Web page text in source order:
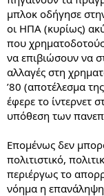
μπλοκ οδήγησε
οι ΗΠΑ (κυρίως)
που
να επιβιώσουν να
αλλαγές στη
’80 (αποτέλεσμα
έφερε το ίντερνετ
υπόθεση των
Επομένως δεν
πολιτιστικό,
περιέργως το
νόημα η